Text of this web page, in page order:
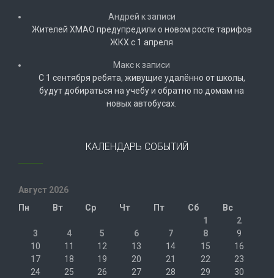
Андрей к записи
Жителей ХМАО предупредили о новом росте тарифов
ЖКХ с 1 апреля
Макск записи
С 1 сентября ребята, живущие удалённо от школы,
будут добираться на учебу и обратно по домам на
новых автобусах.
КАЛЕНДАРЬ СОБЫТИЙ
Август 2026
Пн
Вт Ср Чт Пт Сб
Вс
1
2
3
4 5 6 7 8
9
10
11 12 13 14 15
16
17
18 19 20 21 22
23
24
25 26 27 28 29
30